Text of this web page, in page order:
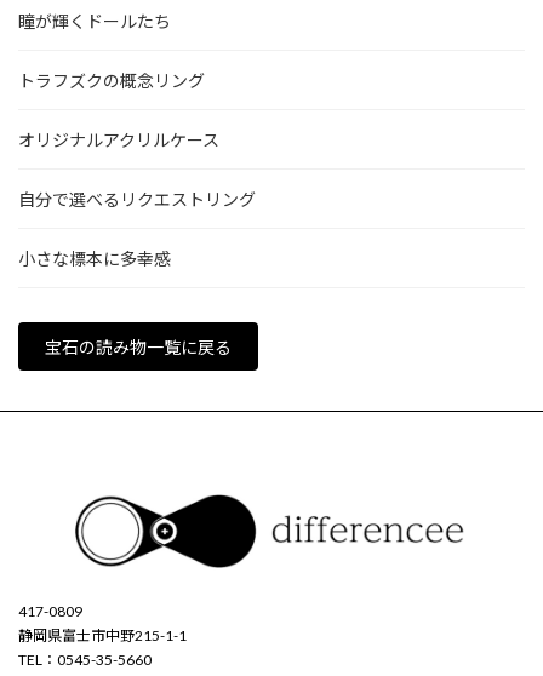
瞳が輝くドールたち
トラフズクの概念リング
オリジナルアクリルケース
自分で選べるリクエストリング
小さな標本に多幸感
宝石の読み物一覧に戻る
417-0809
静岡県富士市中野215-1-1
TEL：0545-35-5660